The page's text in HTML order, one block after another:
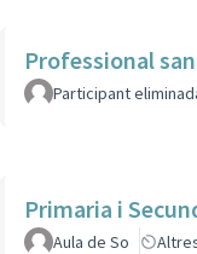
Professional
Participant
Primaria i
Aula de So